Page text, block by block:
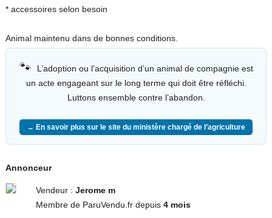
* accessoires selon besoin
Animal maintenu dans de bonnes conditions.
🐾
L’adoption ou l’acquisition d’un animal de compagnie est
un acte engageant sur le long terme qui doit être réfléchi.
Luttons ensemble contre l’abandon.
→ En savoir plus sur le site du ministère chargé de l’agriculture
Annonceur
Vendeur : Jerome m
Membre de ParuVendu.fr depuis 4 mois